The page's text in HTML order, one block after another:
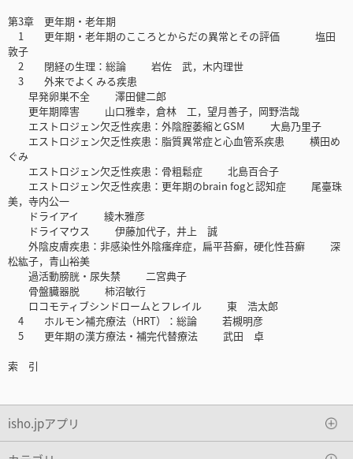
第3章 更年期・老年期
1 更年期・老年期のこころとからだの異常とその評価 塩田
敦子
2 閉経の生理：総論 岩佐 武，木内理世
3 外来でよくみる疾患
早発卵巣不全 澤田健二郎
更年期障害 山口雅幸，倉林 工，望月善子，岡野浩哉
エストロジェン欠乏性疾患：外陰腟萎縮とGSM 大島乃里子
エストロジェン欠乏性疾患：脂質異常症と心血管系疾患 横田め
ぐみ
エストロジェン欠乏性疾患：骨粗鬆症 北島百合子
エストロジェン欠乏性疾患：更年期のbrain fogと認知症 尾臺珠
美，寺内公一
ドライアイ 綾木雅彦
ドライマウス 伊藤加代子，井上 誠
外陰皮膚疾患：非感染性外陰瘙痒症，扁平苔癬，硬化性苔癬 深
松紘子，青山裕美
過活動膀胱・尿失禁 二宮典子
骨盤臓器脱 柿沼敏行
ロコモティブシンドロームとフレイル 東 浩太郎
4 ホルモン補充療法（HRT）：総論 若槻明彦
5 更年期の漢方療法・補完代替療法 武田 卓
索 引
isho.jpアプリ